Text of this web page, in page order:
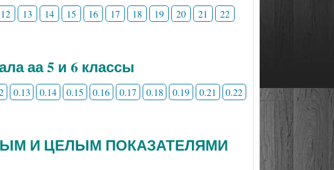
12 13 14 15 16 17 18 19 20 21
22
аа 5 и 6 классы
0.13 0.14 0.15 0.16 0.17 0.18 0.19 0.21
0.22
И ЦЕЛЫМ ПОКАЗАТЕЛЯМИ